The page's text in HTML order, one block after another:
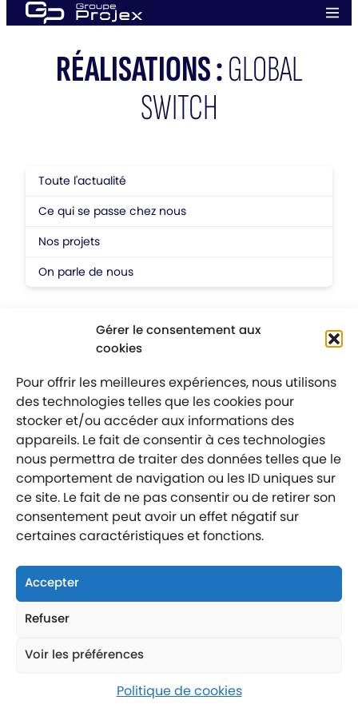
Gérer le consentement aux
cookies
Pour offrir les meilleures expériences, nous utilisons
des technologies telles que les cookies pour
stocker et/ou accéder aux informations des
appareils. Le fait de consentir à ces technologies
nous permettra de traiter des données telles que le
comportement de navigation ou les ID uniques sur
ce site. Le fait de ne pas consentir ou de retirer son
consentement peut avoir un effet négatif sur
certaines caractéristiques et fonctions.
Accepter
Refuser
Voir les préférences
Politique de cookies
Aller
au
RÉALISATIONS :GLOBAL
SWITCH
Toute l'actualité
Ce qui se passe chez nous
Nos projets
On parle de nous
Mentions légales
Politique de confidentialité
Labellisé entreprise engagée
Nous suivre
Nous contacter